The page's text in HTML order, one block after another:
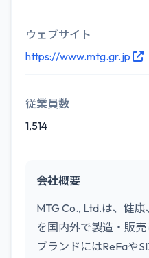
ウェブサイト
https://www.mtg.gr.jp
従業員数
1,514
会社概要
MTG Co., Ltd.は、健
を国内外で製造・販
ブランドにはReFaや